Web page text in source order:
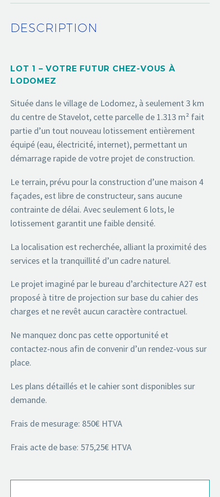
DESCRIPTION
LOT 1 – VOTRE FUTUR CHEZ-VOUS À
LODOMEZ
Située dans le village de Lodomez, à seulement 3 km
du centre de Stavelot, cette parcelle de 1.313 m² fait
partie d’un tout nouveau lotissement entièrement
équipé (eau, électricité, internet), permettant un
démarrage rapide de votre projet de construction.
Le terrain, prévu pour la construction d’une maison 4
façades, est libre de constructeur, sans aucune
contrainte de délai. Avec seulement 6 lots, le
lotissement garantit une faible densité.
La localisation est recherchée, alliant la proximité des
services et la tranquillité d’un cadre naturel.
Le projet imaginé par le bureau d’architecture A27 est
proposé à titre de projection sur base du cahier des
charges et ne revêt aucun caractère contractuel.
Ne manquez donc pas cette opportunité et
contactez-nous afin de convenir d’un rendez-vous sur
place.
Les plans détaillés et le cahier sont disponibles sur
demande.
Frais de mesurage: 850€ HTVA
Frais acte de base: 575,25€ HTVA